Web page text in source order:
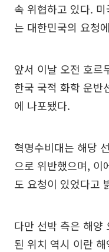
속 위협하고 있다.
는 대한민국의 요청
앞서 이날 오전 호르
한국 국적 화학 운반
에 나포됐다.
혁명수비대는 해당
으로 위반했으며, 이
도 요청이 있었다고
다만 선박 측은 해양
된 위치 역시 이란